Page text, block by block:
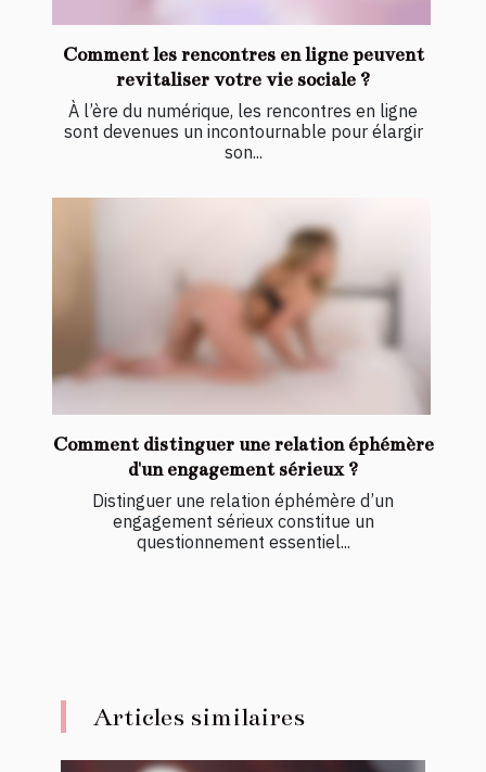
Comment les rencontres en ligne peuvent
revitaliser votre vie sociale ?
À l’ère du numérique, les rencontres en ligne
sont devenues un incontournable pour élargir
son...
Comment distinguer une relation éphémère
d'un engagement sérieux ?
Distinguer une relation éphémère d’un
engagement sérieux constitue un
questionnement essentiel...
Articles similaires